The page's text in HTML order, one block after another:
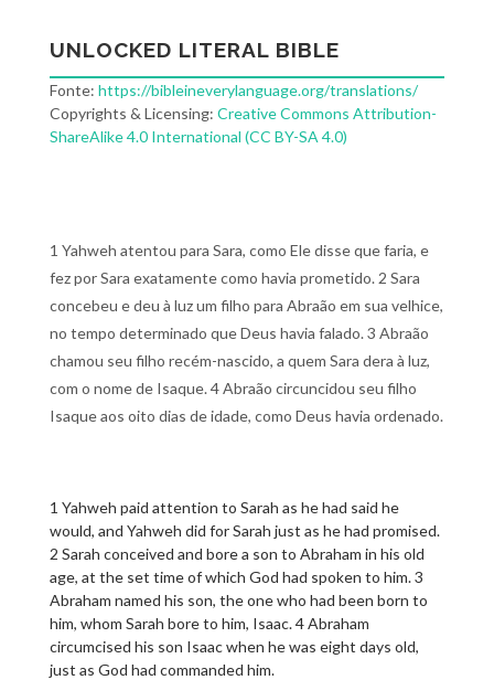
UNLOCKED LITERAL BIBLE
Fonte: https://bibleineverylanguage.org/translations/
Copyrights & Licensing: Creative Commons Attribution-
ShareAlike 4.0 International (CC BY-SA 4.0)
1 Yahweh atentou para Sara, como Ele disse que faria, e
fez por Sara exatamente como havia prometido. 2 Sara
concebeu e deu à luz um filho para Abraão em sua velhice,
no tempo determinado que Deus havia falado. 3 Abraão
chamou seu filho recém-nascido, a quem Sara dera à luz,
com o nome de Isaque. 4 Abraão circuncidou seu filho
Isaque aos oito dias de idade, como Deus havia ordenado.
1 Yahweh paid attention to Sarah as he had said he
would, and Yahweh did for Sarah just as he had promised.
2 Sarah conceived and bore a son to Abraham in his old
age, at the set time of which God had spoken to him. 3
Abraham named his son, the one who had been born to
him, whom Sarah bore to him, Isaac. 4 Abraham
circumcised his son Isaac when he was eight days old,
just as God had commanded him.